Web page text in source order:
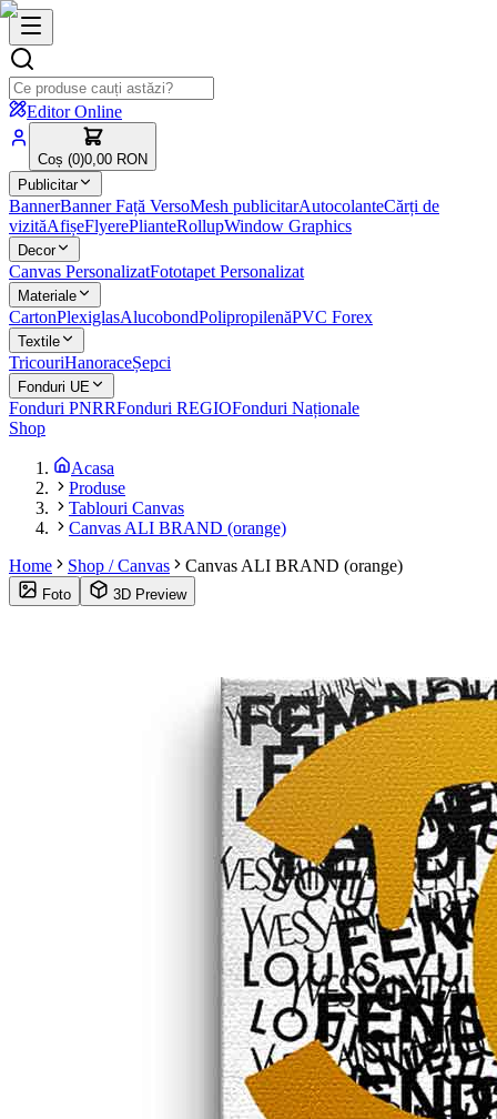
Editor Online
Coș (0)0,00 RON
Publicitar
BannerBanner Față VersoMesh publicitarAutocolanteCărți de
vizităAfișeFlyerePlianteRollupWindow Graphics
Decor
Canvas PersonalizatFototapet Personalizat
Materiale
CartonPlexiglasAlucobondPolipropilenăPVC Forex
Textile
TricouriHanoraceȘepci
Fonduri UE
Fonduri PNRRFonduri REGIOFonduri Naționale
Shop
Acasa
Produse
Tablouri Canvas
Canvas ALI BRAND (orange)
Home
Shop / Canvas Canvas ALI BRAND (orange)
Foto 3D Preview